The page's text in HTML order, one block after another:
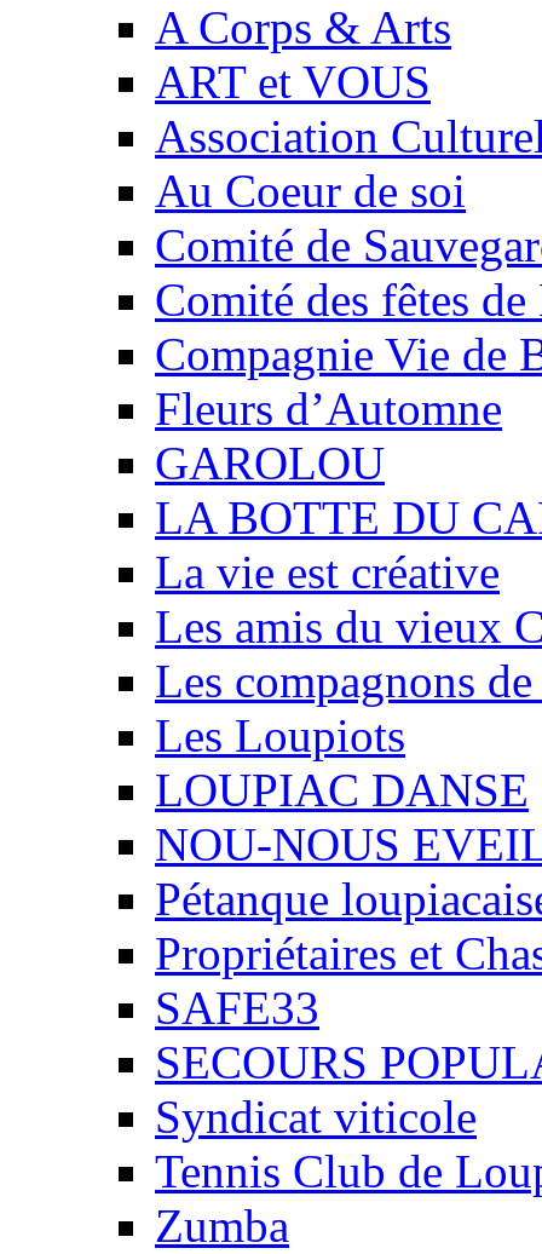
A Corps & Arts
ART et VOUS
Association
Au Coeur de soi
Comité de
Comité des fêtes
Compagnie Vie de
Fleurs d’Automne
GAROLOU
LA BOTTE DU
La vie est créative
Les amis du vieux
Les compagnons
Les Loupiots
LOUPIAC DANSE
NOU-NOUS
Pétanque
Propriétaires et
SAFE33
SECOURS
Syndicat viticole
Tennis Club de
Zumba